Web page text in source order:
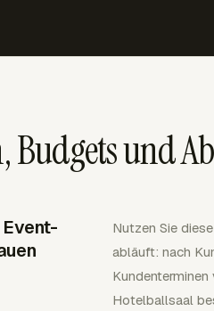
Budgets und
Nutzen Sie
abläuft: nach
Hotelballsaal